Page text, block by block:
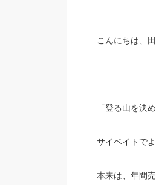
こんにちは、田
「登る山を決め
サイベイトで
本来は、年間